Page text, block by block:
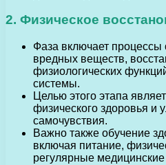
2. Физическое
Фаза включает
вредных веществ,
физиологических
системы.
Целью этого этапа
физического здоровья и
самочувствия.
Важно также обучение
включая питание,
регулярные